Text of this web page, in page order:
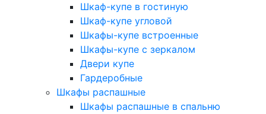
Шкаф-купе в гостиную
Шкаф-купе угловой
Шкафы-купе встроенные
Шкафы-купе с зеркалом
Двери купе
Гардеробные
Шкафы распашные
Шкафы распашные в спальню